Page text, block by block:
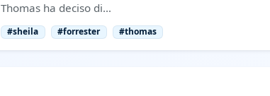
Thomas ha deciso di…
#sheila #forrester #thomas